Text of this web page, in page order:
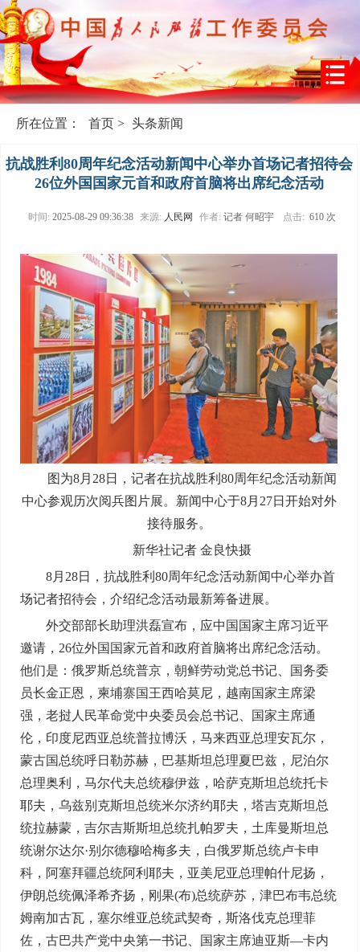
所在位置： 首页 > 头条新闻
抗战胜利80周年纪念活动新闻中心举办首场记者招待会
26位外国国家元首和政府首脑将出席纪念活动
时间: 2025-08-29 09:36:38 来源: 人民网 作者: 记者 何昭宇 点击: 610 次
图为8月28日，记者在抗战胜利80周年纪念活动新闻
中心参观历次阅兵图片展。新闻中心于8月27日开始对外
接待服务。
新华社记者 金良快摄
8月28日，抗战胜利80周年纪念活动新闻中心举办首
场记者招待会，介绍纪念活动最新筹备进展。
外交部部长助理洪磊宣布，应中国国家主席习近平
邀请，26位外国国家元首和政府首脑将出席纪念活动。
他们是：俄罗斯总统普京，朝鲜劳动党总书记、国务委
员长金正恩，柬埔寨国王西哈莫尼，越南国家主席梁
强，老挝人民革命党中央委员会总书记、国家主席通
伦，印度尼西亚总统普拉博沃，马来西亚总理安瓦尔，
蒙古国总统呼日勒苏赫，巴基斯坦总理夏巴兹，尼泊尔
总理奥利，马尔代夫总统穆伊兹，哈萨克斯坦总统托卡
耶夫，乌兹别克斯坦总统米尔济约耶夫，塔吉克斯坦总
统拉赫蒙，吉尔吉斯斯坦总统扎帕罗夫，土库曼斯坦总
统谢尔达尔·别尔德穆哈梅多夫，白俄罗斯总统卢卡申
科，阿塞拜疆总统阿利耶夫，亚美尼亚总理帕什尼扬，
伊朗总统佩泽希齐扬，刚果(布)总统萨苏，津巴布韦总统
姆南加古瓦，塞尔维亚总统武契奇，斯洛伐克总理菲
佐，古巴共产党中央第一书记、国家主席迪亚斯—卡内